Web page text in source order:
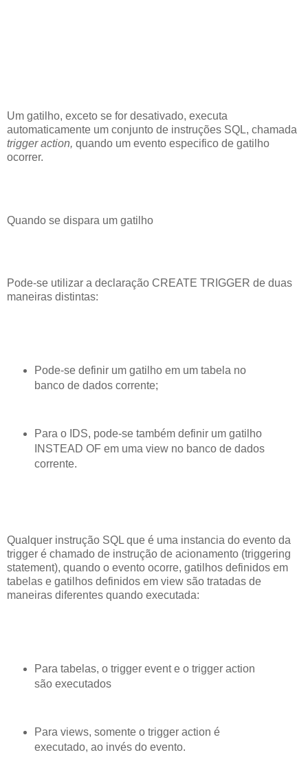
Um gatilho, exceto se for desativado, executa
automaticamente um conjunto de instruções SQL, chamada
trigger action, quando um evento especifico de gatilho
ocorrer.
Quando se dispara um gatilho
Pode-se utilizar a declaração CREATE TRIGGER de duas
maneiras distintas:
Pode-se definir um gatilho em um tabela no
banco de dados corrente;
Para o IDS, pode-se também definir um gatilho
INSTEAD OF em uma view no banco de dados
corrente.
Qualquer instrução SQL que é uma instancia do evento da
trigger é chamado de instrução de acionamento (triggering
statement), quando o evento ocorre, gatilhos definidos em
tabelas e gatilhos definidos em view são tratadas de
maneiras diferentes quando executada:
Para tabelas, o trigger event e o trigger action
são executados
Para views, somente o trigger action é
executado, ao invés do evento.